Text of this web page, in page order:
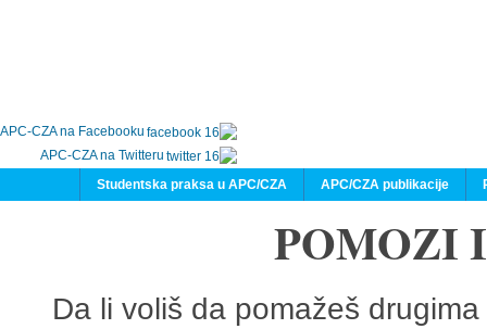
APC-CZA na Facebooku
APC-CZA na Twitteru
APC/CZA publikacije
Studentska praksa u APC/CZA
POMOZI
Da li voliš da pomažeš